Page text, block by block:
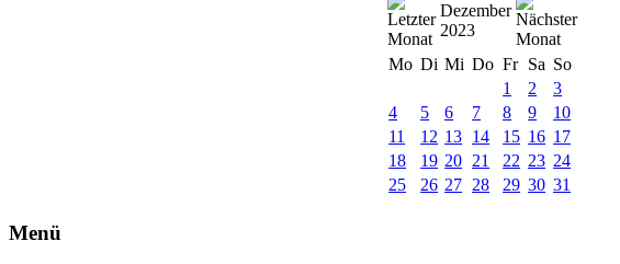
Dezember
2023
Mo Di Mi Do Fr Sa So
1
2
3
4
5 6 7 8 9
10
11
12 13 14 15 16 17
18
19 20 21 22 23 24
25
26 27 28 29 30 31
Menü